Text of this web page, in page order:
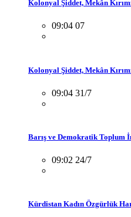
Kolonyal Şiddet, Mekân
09:04 07
Kolonyal Şiddet, Mekân
09:04 31/7
Barış ve Demokratik Toplum
09:02 24/7
Kürdistan Kadın Özgürlük